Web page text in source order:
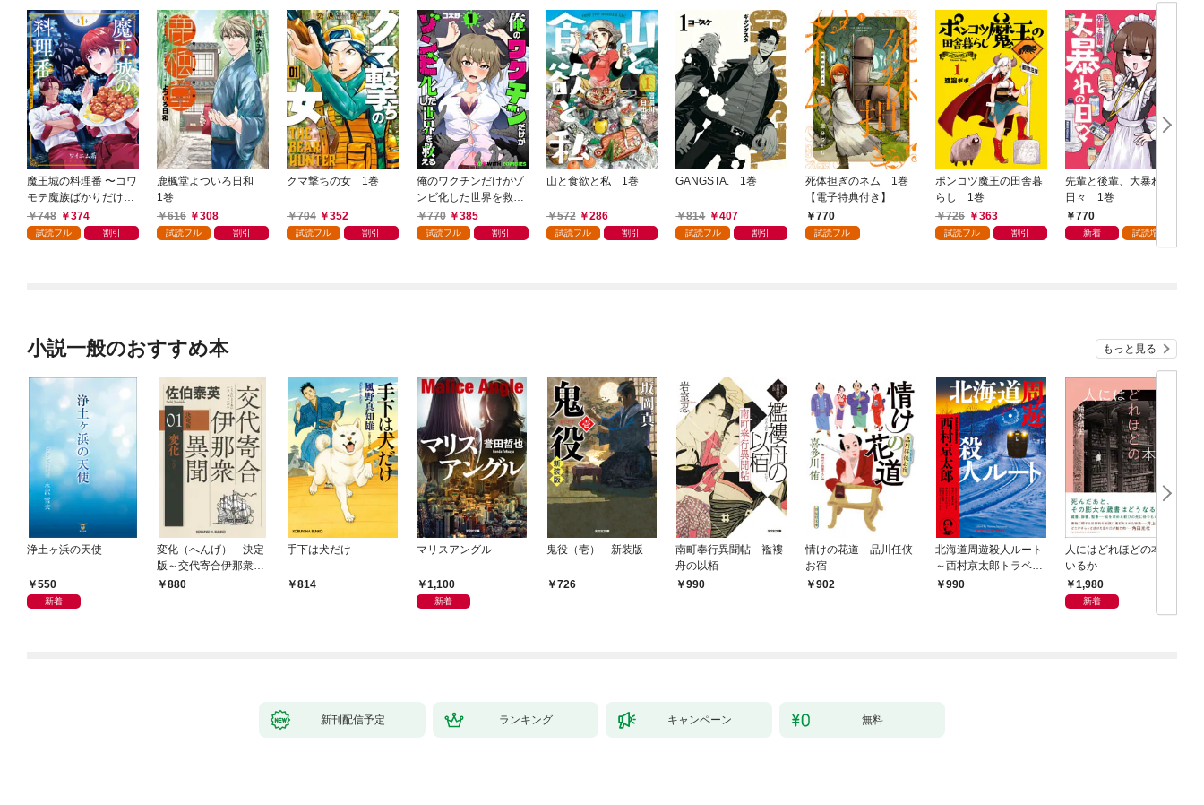
魔王城の料理番 〜コワ
モテ魔族ばかりだけ
ど、ホワイトな職場で
す〜 1巻
748 374
試読フル 割引
鹿楓堂よついろ日和
1巻
616
308
試読フル 割引
クマ撃ちの女 1巻
704 352
試読フル 割引
俺のワクチンだけがゾ
ンビ化した世界を救え
る 1巻
770 385
試読フル 割引
山と食欲と私 1巻
572 286
試読フル 割引
GANGSTA. 1巻
814 407
試読フル 割引
死体担ぎのネム 1巻
【電子特典付き】
770
試読フル
ポンコツ魔王の田舎暮
らし 1巻
726
363
試読フル 割引
先輩と後輩、大暴れの
日々 1巻
770
新着 試読増量
小説一般のおすすめ本 もっと見る
浄土ヶ浜の天使
550
新着
変化（へんげ） 決定
版～交代寄合伊那衆異
聞（1）～
880
手下は犬だけ
814
マリスアングル
1,100
新着
鬼役（壱） 新装版
726
南町奉行異聞帖 襤褸
舟の以栢
990
情けの花道 品川任侠
お宿
902
北海道周遊殺人ルート
～西村京太郎トラベル
ミステリー・セレクシ
990
人にはどれほどの本が
いるか
1,980
新着
新刊配信予定 ランキング キャンペーン 無料